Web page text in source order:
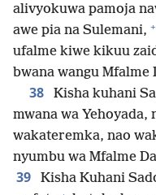
alivyokuwa pamoja
awe pia na Sulemani, +
ufalme kiwe kikuu
bwana wangu Mfalme
38 Kisha kuhani
mwana wa Yehoyada,
wakateremka, nao
nyumbu wa Mfalme
39
Kisha Kuhani